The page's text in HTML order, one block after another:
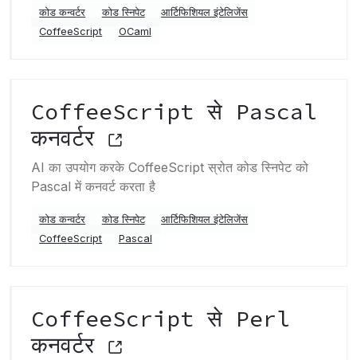
कोड कन्वर्टर कोड स्निपेट
आर्टिफिशियल इंटेलिजेंस
CoffeeScript
OCaml
CoffeeScript से Pascal
कनवर्टर
AI का उपयोग करके CoffeeScript स्रोत कोड स्निपेट को
Pascal में कनवर्ट करता है
कोड कन्वर्टर कोड स्निपेट
आर्टिफिशियल इंटेलिजेंस
CoffeeScript
Pascal
CoffeeScript से Perl
कनवर्टर